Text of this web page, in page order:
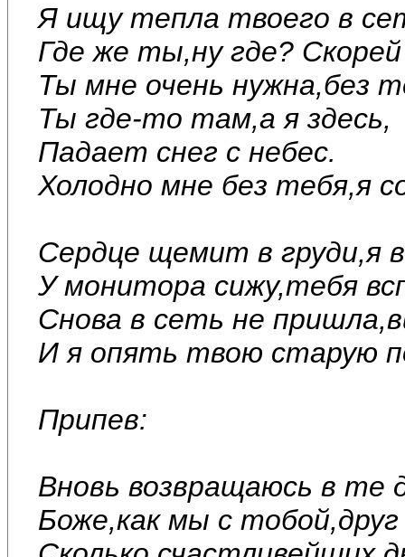
Я ищу тепла твоего в
Где же ты,ну где?
Ты мне очень нужна,без
Ты где-то там,а я здесь,
Падает снег с небес.
Холодно мне без тебя,я
Сердце щемит в груди,я
У монитора сижу,тебя
Снова в сеть не
И я опять твою старую
Припев:
Вновь возвращаюсь в
Боже,как мы с